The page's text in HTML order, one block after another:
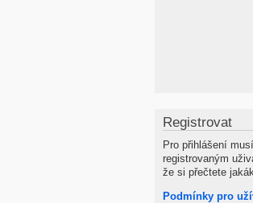
Registrovat
Pro přihlášení
registrovaným
že si přečtete
Podmínky pro